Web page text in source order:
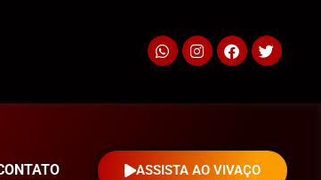
ASSISTA AO VIVAÇO